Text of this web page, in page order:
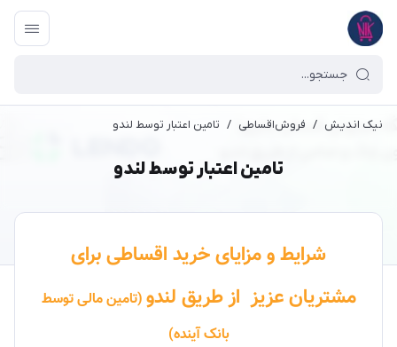
نیک اندیش / فروش‌اقساطی / تامین اعتبار توسط لندو
تامین اعتبار توسط لندو
شرایط و مزایای خرید اقساطی برای
مشتریان عزیز از طریق لندو (تامین مالی توسط
بانک آینده)